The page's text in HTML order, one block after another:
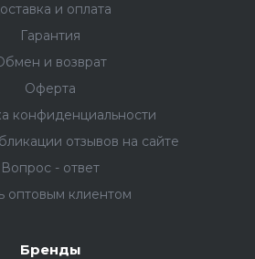
и оплата
Гарантия
и возврат
Оферта
конфиденциальности
отзывов на сайте
Вопрос - ответ
оптовым клиентом
Бренды